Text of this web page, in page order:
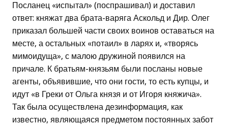
Посланец «испытал» (поспрашивал) и доставил
ответ: княжат два брата-варяга Аскольд и Дир. Олег
приказал большей части своих воинов оставаться на
месте, а остальных «потаил» в ларях и, «творясь
мимоидуща», с малою дружиной появился на
причале. К братьям-князьям были посланы новые
агенты, объявившие, что они гости, то есть купцы, и
идут «в Греки от Ольга князя и от Игоря княжича».
Так была осуществлена дезинформация, как
известно, являющаяся предметом постоянных забот